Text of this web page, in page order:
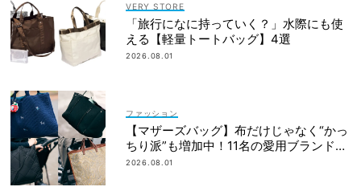
VERY STORE
「旅行になに持っていく？」水際にも使
える【軽量トートバッグ】4選
2026.08.01
ファッション
【マザーズバッグ】布だけじゃなく“かっ
ちり派”も増加中！11名の愛用ブランド
は？
2026.08.01